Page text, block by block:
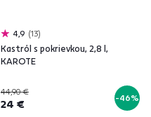
4,9 13
Kastról s pokrievkou, 2,8 l,
KAROTE
44,90 €
24 € -46%